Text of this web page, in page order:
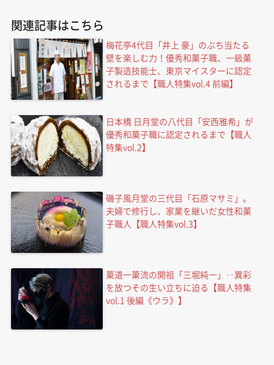
関連記事はこちら
梅花亭4代目「井上 豪」のぶち当たる
壁を楽しむ力！優秀和菓子職、一級菓
子製造技能士、東京マイスターに認定
されるまで【職人特集vol.4 前編】
日本橋 日月堂の八代目「安西雅希」が
優秀和菓子職に認定されるまで【職人
特集vol.2】
磯子風月堂の三代目「石原マサミ」。
夫婦で修行し、家業を継いだ女性和菓
子職人【職人特集vol.3】
菓道一菓流の開祖「三堀純一」‥異彩
を放つその生い立ちに迫る【職人特集
vol.1 後編《ウラ》】